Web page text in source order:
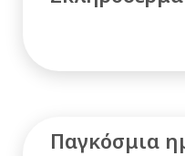
Παγκόσμια